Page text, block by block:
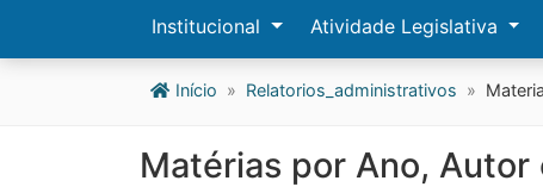
Institucional Atividade Legislativa
Início Relatorios_administrativos
Matérias por Ano, Autor